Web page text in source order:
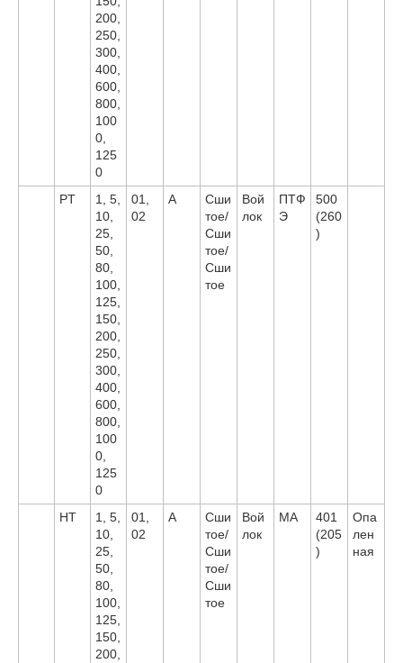
200,
250,
300,
400,
600,
800,
100
0,
125
0
PT
1, 5,
10,
25,
50,
80,
100,
125,
150,
200,
250,
300,
400,
600,
800,
100
0,
125
0
01,
02
A
Сши
тое/
Сши
тое/
Сши
тое
Вой
лок
ПТФ
Э
500
(260
)
HT
1, 5,
10,
25,
50,
80,
100,
125,
150,
200,
01,
02
A
Сши
тое/
Сши
тое/
Сши
тое
Вой
лок
MA
401
(205
)
Опа
лен
ная